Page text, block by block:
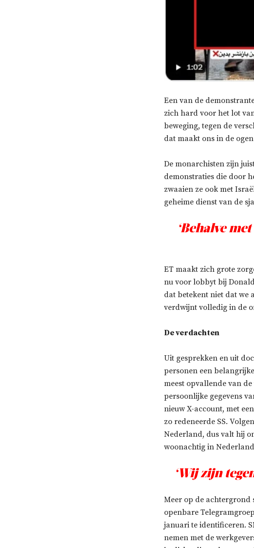
Een van de
zich hard voor het lot
beweging, tegen de
dat maakt ons in de
De monarchisten zijn
demonstraties die door
zwaaien ze ook met
geheime dienst van de
‘Behalve
ET maakt zich grote
nu voor lobbyt bij
dat betekent niet dat we
verdwijnt volledig in de
De verdachten
Uit gesprekken en uit
personen een
meest opvallende van
persoonlijke gegevens
nieuw X-account, met
zo redeneerde SS.
Nederland, dus valt hij
woonachtig in
‘Wij zijn
Meer op de achtergrond
openbare
januari te identificeren.
nemen met de